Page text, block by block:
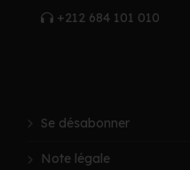
+212 684 101 010
Se désabonner
Note légale